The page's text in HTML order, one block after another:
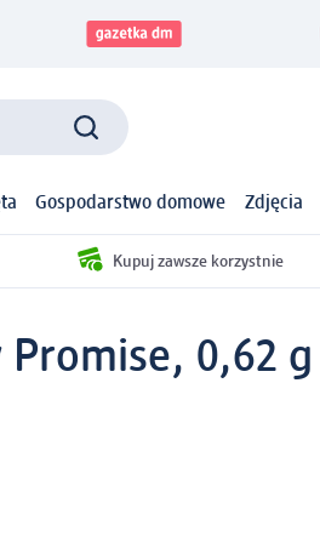
Gospodarstwo domowe Zdjęcia
Kupuj zawsze korzystnie
0,62 g